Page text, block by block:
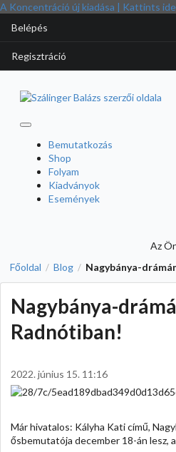
A Koncentráció új kiadása | Kattints
Belépés
Regisztráció
Bemutatkozás
Shop
Folyam
Kiadványok
Események
Az
Főoldal / Blog / Nagybánya-
Nagybánya-
Radnótiban!
2022. június 15. 11:16
Már hivatalos: Kályha Kati című,
ősbemutatója december 18-án lesz,